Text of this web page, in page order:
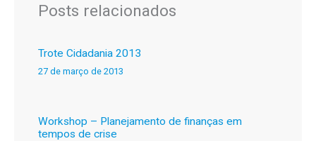
Posts relacionados
Trote Cidadania 2013
27 de março de 2013
Workshop – Planejamento de finanças em
tempos de crise